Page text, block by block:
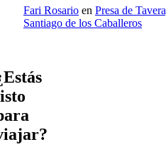
Fari Rosario en Presa de
Santiago de los Caballeros